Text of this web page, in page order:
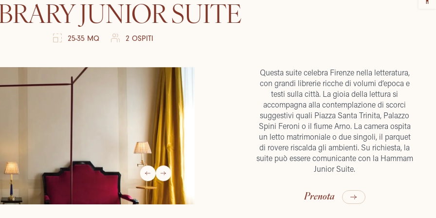
JUNIOR SUITE
25-35 MQ 2 OSPITI
Questa suite celebra Firenze nella letteratura,
con grandi librerie ricche di volumi d’epoca e
testi sulla città. La gioia della lettura si
accompagna alla contemplazione di scorci
suggestivi quali Piazza Santa Trinita, Palazzo
Spini Feroni o il fiume Arno. La camera ospita
un letto matrimoniale o due singoli, il parquet
di rovere riscalda gli ambienti. Su richiesta, la
suite può essere comunicante con la Hammam
Junior Suite.
Prenota